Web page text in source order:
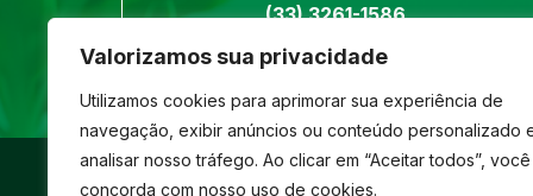
Valorizamos sua privacidade
Utilizamos cookies para aprimorar sua experiência de
navegação, exibir anúncios ou conteúdo personalizado
analisar nosso tráfego. Ao clicar em “Aceitar todos”, você
concorda com nosso uso de cookies.
(33) 3261-1586
© São José- Todos os direitos reservados